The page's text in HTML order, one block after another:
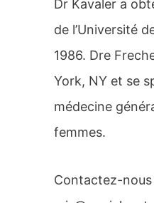
Dr Kavaler a
de l’Université
1986. Dre
York, NY et se
médecine
femmes.
Contactez-nous